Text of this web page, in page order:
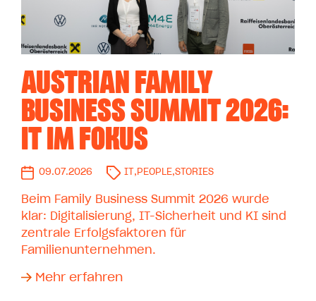
AUSTRIAN FAMILY
BUSINESS SUMMIT 2026:
IT IM FOKUS
09.07.2026 IT , PEOPLE,STORIES
Beim Family Business Summit 2026 wurde
klar: Digitalisierung, IT-Sicherheit und KI sind
zentrale Erfolgsfaktoren für
Familienunternehmen.
Mehr erfahren